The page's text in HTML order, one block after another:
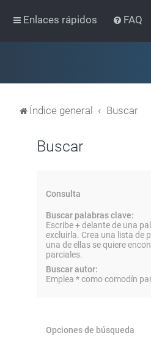
Enlaces rápidos FAQ
Índice general Buscar
Buscar
Consulta
Buscar palabras clave:
Escribe+delante de una
excluirla. Crea una lista de
una de ellas se quiere
parciales.
Buscar autor:
Emplea * como comodín
Opciones de búsqueda